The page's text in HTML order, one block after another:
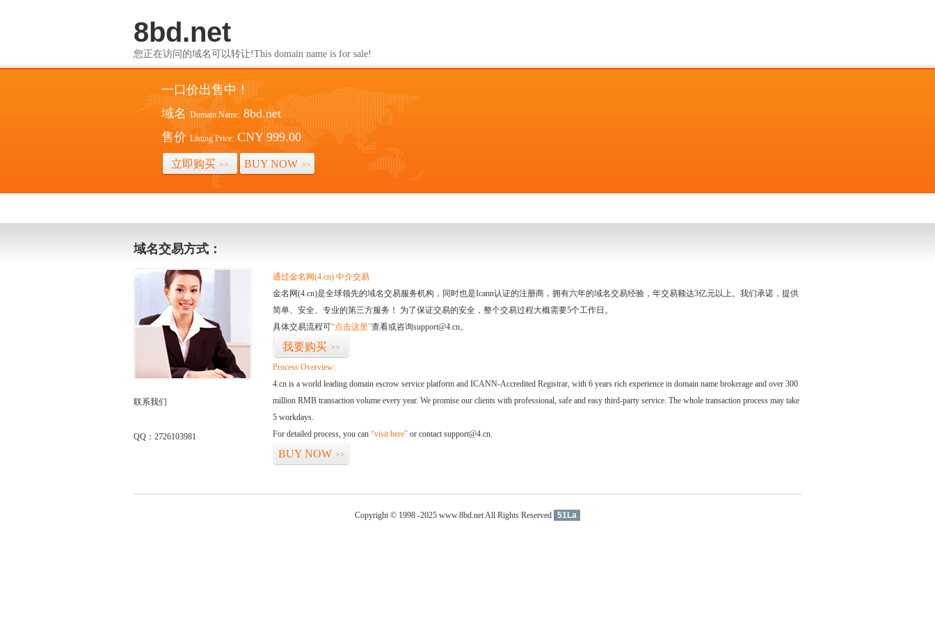
8bd.net
您正在访问的域名可以转让!This domain name is for sale!
一口价出售中！
域名 Domain Name: 8bd.net
售价 Listing Price: CNY 999.00
立即购买 >> BUY NOW >>
域名交易方式：
联系我们
QQ：2726103981
通过金名网(4.cn) 中介交易
金名网(4.cn)是全球领先的域名交易服务机构，同时也是Icann认证的注册商，拥有六年的域名交易经验，年交易额达3亿元以上。我们承诺，提供
简单、安全、专业的第三方服务！ 为了保证交易的安全，整个交易过程大概需要5个工作日。
具体交易流程可“点击这里”查看或咨询support@4.cn。
我要购买 >>
Process Overview:
4.cn is a world leading domain escrow service platform and ICANN-Accredited Registrar, with 6 years rich experience in domain name brokerage and over 300
million RMB transaction volume every year. We promise our clients with professional, safe and easy third-party service. The whole transaction process may take
5 workdays.
For detailed process, you can “visit here” or contact support@4.cn.
BUY NOW >>
Copyright © 1998 -2025 www.8bd.net All Rights Reserved 51La